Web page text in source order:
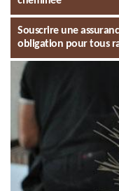
Souscrire une
obligation pour tous